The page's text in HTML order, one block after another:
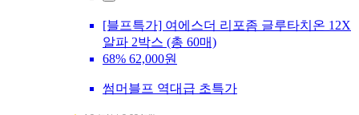
[블프특가] 여에스더 리포좀 글루타치온 12X
알파 2박스 (총 60매)
68% 62,000원
썸머블프 역대급 초특가